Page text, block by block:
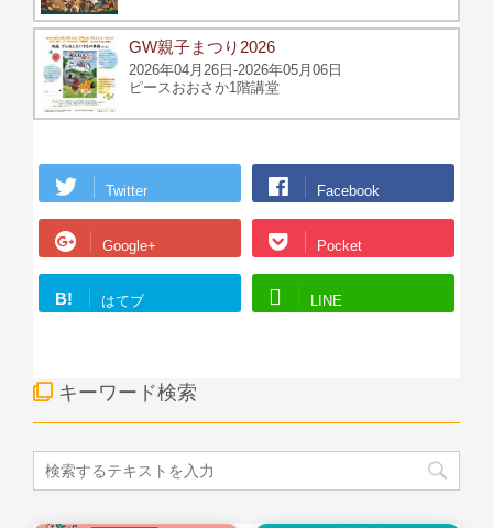
GW親子まつり2026
2026年04月26日-2026年05月06日
ピースおおさか1階講堂
Twitter Facebook
Google+ Pocket
B! はてブ LINE
キーワード検索